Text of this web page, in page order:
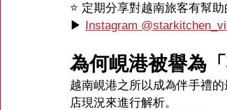
⭐️ 定期分享對越南旅客有幫
▶ Instagram
為何峴港被譽為
越南峴港之所以成為伴手禮
店現況來進行解析。